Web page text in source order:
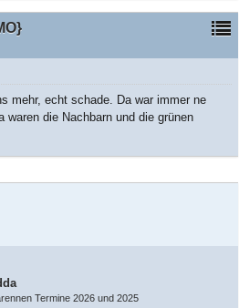
mehr, echt schade. Da war immer ne
waren die Nachbarn und die grünen
Termine 2026 und 2025